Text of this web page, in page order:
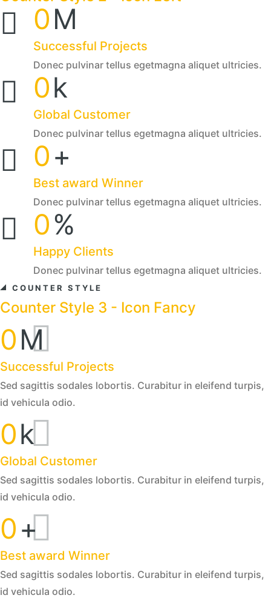
0M
Successful Projects
Donec pulvinar tellus egetmagna aliquet ultricies.
0k
Global Customer
Donec pulvinar tellus egetmagna aliquet ultricies.
0+
Best award Winner
Donec pulvinar tellus egetmagna aliquet ultricies.
0%
Happy Clients
Donec pulvinar tellus egetmagna aliquet ultricies.
COUNTER STYLE
Counter Style 3 - Icon Fancy
0M
Successful Projects
Sed sagittis sodales lobortis. Curabitur in eleifend turpis,
id vehicula odio.
0k
Global Customer
Sed sagittis sodales lobortis. Curabitur in eleifend turpis,
id vehicula odio.
0+
Best award Winner
Sed sagittis sodales lobortis. Curabitur in eleifend turpis,
id vehicula odio.